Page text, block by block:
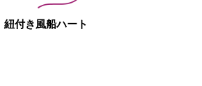
紐付き風船ハート